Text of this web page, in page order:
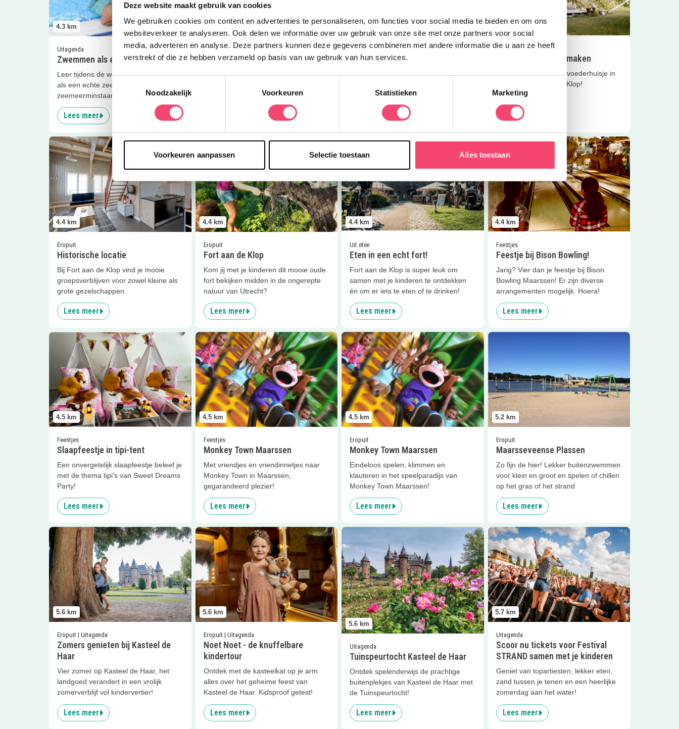
Deze website maakt gebruik van cookies
We gebruiken cookies om content en advertenties te personaliseren, om functies voor social media te bieden en om ons
websiteverkeer te analyseren. Ook delen we informatie over uw gebruik van onze site met onze partners voor social
media, adverteren en analyse. Deze partners kunnen deze gegevens combineren met andere informatie die u aan ze heeft
verstrekt of die ze hebben verzameld op basis van uw gebruik van hun services.
Noodzakelijk
Voorkeuren Statistieken Marketing
Voorkeuren aanpassen Selectie toestaan Alles toestaan
4.3 km
Uitagenda
Zwemmen als een zeemeermin
Leer tijdens de workshop zwemmen
als een echte zeemeermin met een
zeemeerminstaart bij zwembad Safari!
Lees meer
Clubjes
Zwemdiploma voor kids
Leer spelend zwemmen bij zwembad
km
Eropuit
Heerlijk binnen zwemmen!
Kom jij ook naar zwembad Safari in
binnenzwembad vol leuke activiteiten!
Lees meer
4.4 km
Uitagenda
Vogelvoederhuisje maken
Timmer je eigen vogelvoederhuisje in
elkaar bij Fort aan de Klop!
Lees meer
4.4 km
Eropuit
Historische locatie
Bij Fort aan de Klop vind je mooie
groepsverblijven voor zowel kleine als
grote gezelschappen.
Lees meer
Lees meer Historische locatie
4.4 km
Eropuit
Fort aan de Klop
Kom jij met je kinderen dit mooie oude
fort bekijken midden in de ongerepte
natuur van Utrecht?
Lees meer
Lees meer Fort aan de Klop
4.4 km
Uit eten
Eten in een echt fort!
Fort aan de Klop is super leuk om
samen met je kinderen te ontdekken
én om er iets te eten of te drinken!
Lees meer
Lees meer Eten in een echt fort!
4.4 km
Feestjes
Feestje bij Bison Bowling!
Jarig? Vier dan je feestje bij Bison
Bowling Maarssen! Er zijn diverse
arrangementen mogelijk. Hoera!
Lees meer
Lees meer Feestje bij Bison Bowling!
4.5 km
Feestjes
Slaapfeestje in tipi-tent
Een onvergetelijk slaapfeestje beleef je
met de thema tipi's van Sweet Dreams
Party!
Lees meer
Lees meer Slaapfeestje in tipi-tent
4.5 km
Feestjes
Monkey Town Maarssen
Met vriendjes en vriendinnetjes naar
Monkey Town in Maarssen,
gegarandeerd plezier!
Lees meer
Lees meer Monkey Town Maarssen
4.5 km
Eropuit
Monkey Town Maarssen
Eindeloos spelen, klimmen en
klauteren in het speelparadijs van
Monkey Town Maarssen!
Lees meer
Lees meer Monkey Town Maarssen
5.2 km
Eropuit
Maarsseveense Plassen
Zo fijn de hier! Lekker buitenzwemmen
voor klein en groot en spelen of chillen
op het gras of het strand
Lees meer
Lees meer
5.6 km
Eropuit | Uitagenda
Zomers genieten bij Kasteel de
Haar
Vier zomer op Kasteel de Haar, het
landgoed verandert in een vrolijk
zomerverblijf vol kindervertier!
Lees meer
Lees meer Zomers genieten bij Kasteel de Haar
5.6 km
Eropuit | Uitagenda
Noet Noet - de knuffelbare
kindertour
Ontdek met de kasteelkat op je arm
alles over het geheime feest van
Kasteel de Haar. Kidsproof getest!
Lees meer
Lees meer Noet Noet - de knuffelbare kindertour
5.6 km
Uitagenda
Tuinspeurtocht Kasteel de Haar
Ontdek spelenderwijs de prachtige
buitenplekjes van Kasteel de Haar met
de Tuinspeurtocht!
Lees meer
Lees meer Tuinspeurtocht Kasteel de Haar
5.7 km
Uitagenda
Scoor nu tickets voor Festival
STRAND samen met je kinderen
Geniet van topartiesten, lekker eten,
zand tussen je tenen en een heerlijke
zomerdag aan het water!
Lees meer
Lees meer Scoor nu tickets voor Festival STRAND
Kasteel de Haar!
Ja, ik wil winnen!